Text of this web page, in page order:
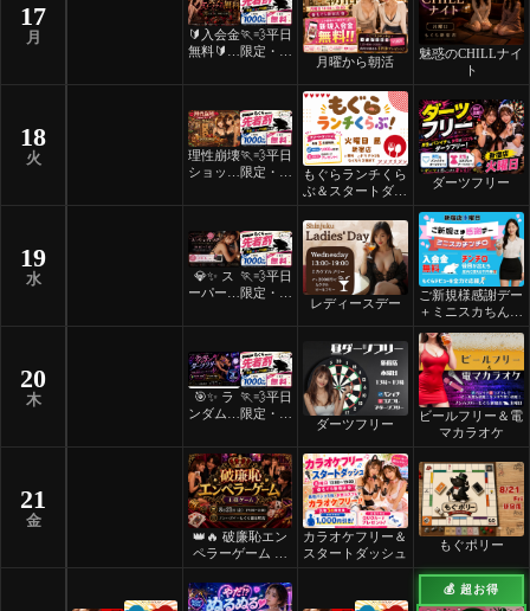
17
月
🔰入会金
無料🔰ご
ーツナイ
🏃💨平日
限定・先
月曜から朝活
魅惑のCHILLナイ
ト
18
火
理性崩壊
ショット
ー
🏃💨平日
限定・先
もぐらランチくら
ぶ＆スタートダッ
シュ
ダーツフリー
19
水
💎✨ ス
ーパーレ
デー ✨
🏃💨平日
限定・先
レディースデー
ご新規様感謝デー
＋ミニスカちんち
ろ
20
木
🎯✨ ラ
ンダムマ
ツフリー
✨🎯
🏃💨平日
限定・先
ダーツフリー
ビールフリー＆電
マカラオケ
21
金
👑🔥 破廉恥エン
ペラーゲーム 🔥
👑
カラオケフリー＆
スタートダッシュ
もぐポリー
💰 超お得